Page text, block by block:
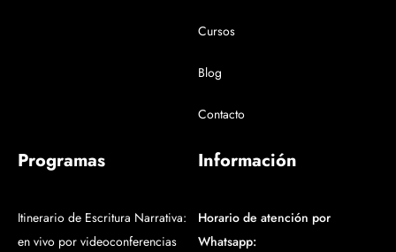
Cursos
Blog
Contacto
Programas
Itinerario de Escritura Narrativa:
en vivo por videoconferencias
Información
Horario de atención por
Whatsapp: